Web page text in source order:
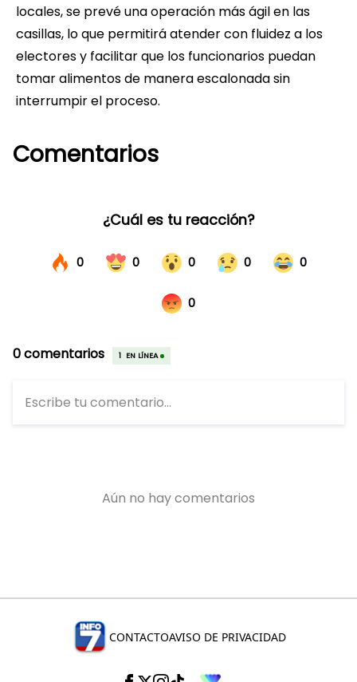
locales, se prevé una operación más ágil en las
casillas, lo que permitirá atender con fluidez a los
electores y facilitar que los funcionarios puedan
tomar alimentos de manera escalonada sin
interrumpir el proceso.
Comentarios
CONTACTOAVISO DE PRIVACIDAD